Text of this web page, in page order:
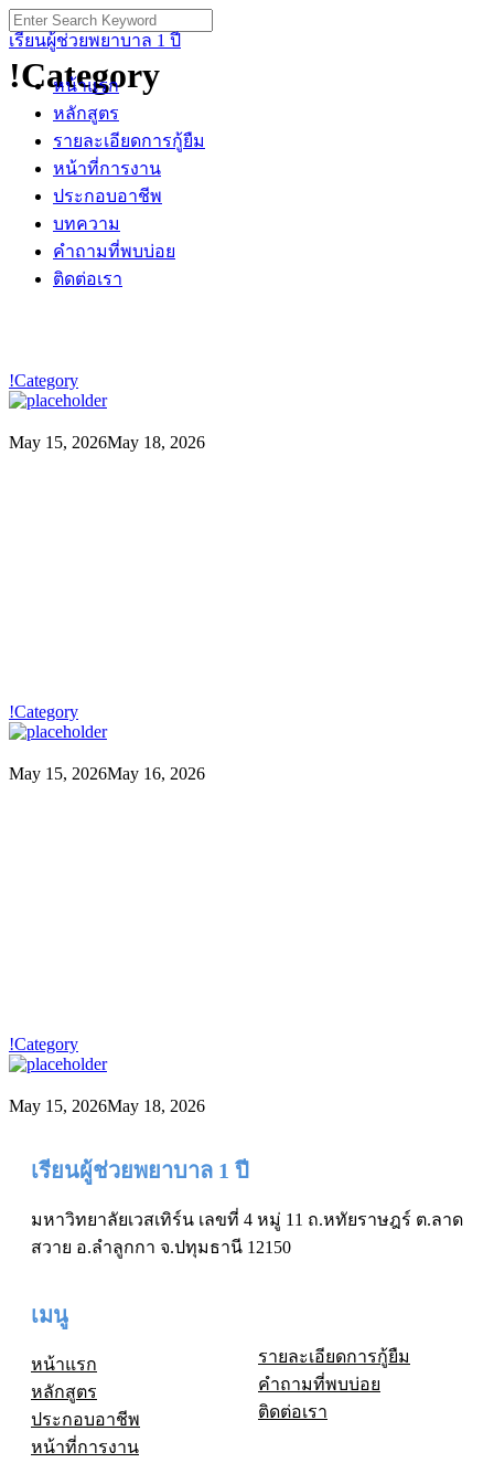
Skip
to
content
เรียนผู้ช่วยพยาบาล 1 ปี
หน้าแรก
หลักสูตร
รายละเอียดการกู้ยืม
หน้าที่การงาน
ประกอบอาชีพ
บทความ
คำถามที่พบบ่อย
ติดต่อเรา
Search
for:
!Category
!Category
May 15, 2026May 18, 2026
!Category
May 15, 2026May 16, 2026
!Category
May 15, 2026May 18, 2026
เรียนผู้ช่วยพยาบาล 1 ปี
มหาวิทยาลัยเวสเทิร์น เลขที่ 4 หมู่ 11 ถ.หทัยราษฎร์ ต.ลาด
สวาย อ.ลำลูกกา จ.ปทุมธานี 12150
เมนู
หน้าแรก
หลักสูตร
ประกอบอาชีพ
หน้าที่การงาน
รายละเอียดการกู้ยืม
คำถามที่พบบ่อย
ติดต่อเรา